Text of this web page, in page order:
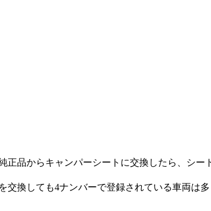
品からキャンパーシートに交換したら、シ
換しても4ナンバーで登録されている車両は